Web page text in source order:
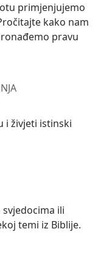
primjenjujemo
kako nam
pravu
i živjeti istinski
svjedocima ili
temi iz Biblije.